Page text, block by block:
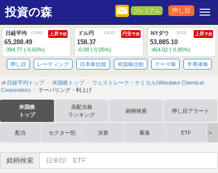
投資の森 プレミアム 押し目
日経平均 (13:50) 上昇予想
65,288.49
-394.77 (-0.60%)
ドル円 (14:10) 円安予想
158.37
-0.08 (-0.05%)
NYダウ (6:23) 上昇予想
53,885.10
-464.02 (-0.85%)
押し目 レーティング 日本株比較 米国株比較 テーマ株 半導体株
日経平均トップ 米国株トップ
ウェストレーク・ケミカル(Westlake Chemical
Corporation)
テーパリング・利上げ
米国株
トップ
高配当株
ランキング
銘柄検索 押し目アラート
配当 セクター別 決算 暴落 ETF
銘柄検索